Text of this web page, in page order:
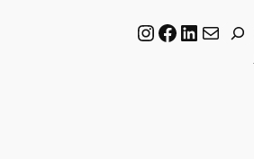
Instagram Facebook LinkedIn Email